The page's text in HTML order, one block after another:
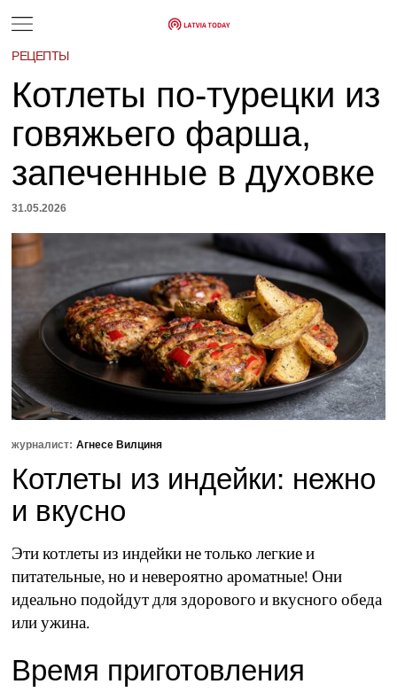
РЕЦЕПТЫ
Котлеты по-турецки из
говяжьего фарша,
запеченные в духовке
31.05.2026
журналист: Агнесе Вилциня
Котлеты из индейки: нежно
и вкусно
Эти котлеты из индейки не только легкие и
питательные, но и невероятно ароматные! Они
идеально подойдут для здорового и вкусного обеда
или ужина.
Время приготовления